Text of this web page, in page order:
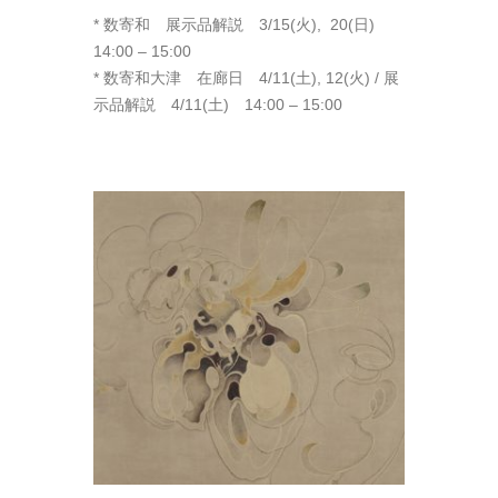
* 数寄和 展示品解説 3/15(火), 20(日)
14:00 – 15:00
* 数寄和大津 在廊日 4/11(土), 12(火) / 展
示品解説 4/11(土) 14:00 – 15:00